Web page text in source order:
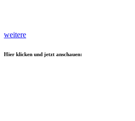
weitere
Hier klicken und jetzt anschauen: